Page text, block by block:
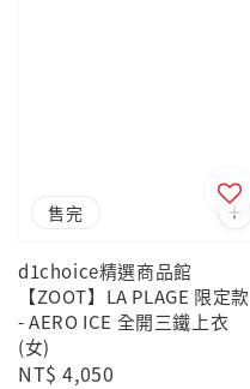
售完
d1choice精選商品館
【ZOOT】LA PLAGE 限定款
- AERO ICE 全開三鐵上衣
(女)
Regular
NT$ 4,050